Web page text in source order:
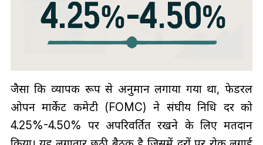
जैसा कि व्यापक रूप से अनुमान लगाया गया था, फेडरल
ओपन मार्केट कमेटी (FOMC) ने संघीय निधि दर को
4.25%-4.50% पर अपरिवर्तित रखने के लिए मतदान